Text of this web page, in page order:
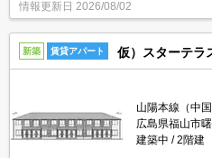
情報更新日 2026/08/02
新築 賃貸アパート 仮）スターテ
山陽本線（中
広島県福山市
建築中
2階建